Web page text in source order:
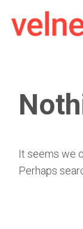
It seems we
Perhaps